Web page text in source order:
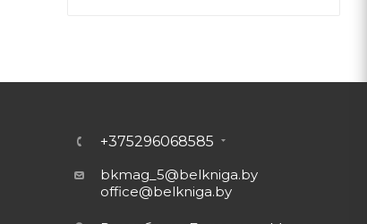
+375296068585
bkmag_5@belkniga.by
office@belkniga.by